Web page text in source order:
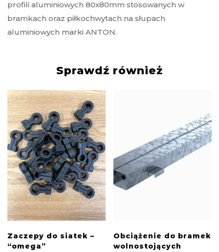
profili aluminiowych 80x80mm stosowanych w
bramkach oraz piłkochwytach na słupach
aluminiowych marki ANTON.
Sprawdź również
Zaczepy do siatek –
“omega”
Obciążenie do bramek
wolnostojących